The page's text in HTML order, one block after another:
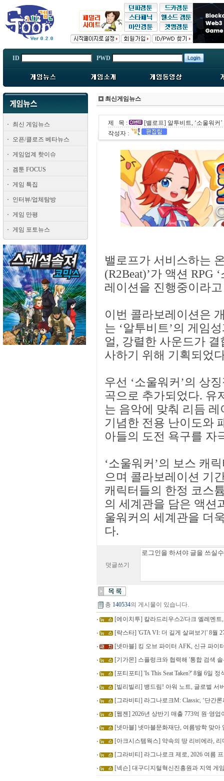
ID PWD
최신 게임뉴스
오픈/클로즈 베타뉴스
게임업계 핫이슈
겜툰 FOCUS
게임 특집
인터뷰/업체탐방
게임 만평
게임 포토뉴스
최신게임뉴스
제 목 :
[밸로프] 알투비트, ‘소울워커
작성자 :
밸로프가 서비스하는
(R2Beat)’가 액션 RPG
레이션을 진행중이라
이번 콜라보레이션은
는 ‘알투비트’의 게임
얼, 강렬한 사운드가
사하기 위해 기획되었
우선 ‘소울워커’의 상
곡으로 추가되었다. 유
는 음악에 맞춰 리듬
기념한 전용 난이도와
아들의 도전 욕구를 자
‘소울워커’의 보스 캐
으며 콜라보레이션 기
캐릭터들의 한정 코스
의 세계관을 담은 액션
울워커의 세계관을 더
다.
덧글쓰기
총 140534의 게시물이 있습니다.
[에이치투] 칼라드리우스2/다크 엘레멘
[락스타] 'GTA VI: 더 길게 살펴보기' 8월
[넷마블] 킹 오브 파이터 AFK, 신규 파이
[기가몬] 스플렁크와 협력해 '통합 검색
[포티포티] 'Is This Seat Taken?' 8월 6일 정
[빌리빌리] 뱅드림! 아워 노트, 글로벌 서
[그라비티] 라그나로크M: Classic, ‘단간
[웹젠] 2026년 상반기 매출 773억 원·영업
[넷마블] 넷마블문화재단, 여름방학 맞아
[아크시스템웍스] 약속의 땅 리비에라,
[그라비티] 라그나로크 제로, 2026 여름
[넥슨] 대구디지털혁신진흥원과 지역 게